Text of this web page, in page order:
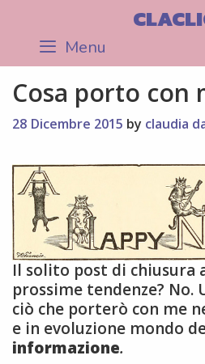
content Menu
Cosa porto con
28 Dicembre 2015 by claudia
Il solito post di chiusura
prossime tendenze? No.
ciò che porterò con me
e in evoluzione mondo
informazione.